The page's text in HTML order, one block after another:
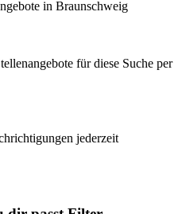
in Braunschweig
für diese Suche per
jederzeit